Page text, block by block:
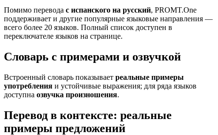
Помимо перевода с испанского на русский, PROMT.One
поддерживает и другие популярные языковые направления —
всего более 20 языков. Полный список доступен в
переключателе языков на странице.
Словарь с примерами и озвучкой
Встроенный словарь показывает реальные примеры
употребления и устойчивые выражения; для ряда языков
доступна озвучка произношения.
Перевод в контексте: реальные
примеры предложений